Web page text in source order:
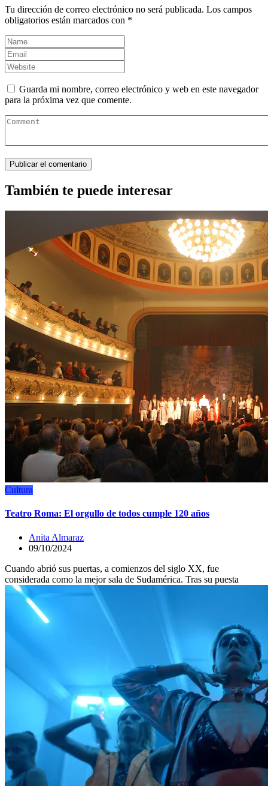
Tu dirección de correo electrónico no será publicada. Los campos
obligatorios están marcados con *
Guarda mi nombre, correo electrónico y web en este navegador
para la próxima vez que comente.
También te puede interesar
Cultura
Teatro Roma: El orgullo de todos cumple 120 años
Anita Almaraz
09/10/2024
Cuando abrió sus puertas, a comienzos del siglo XX, fue
considerada como la mejor sala de Sudamérica. Tras su puesta